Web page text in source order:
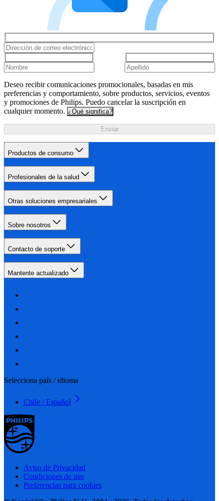
Deseo recibir comunicaciones promocionales, basadas en mis
preferencias y comportamiento, sobre productos, servicios, eventos
y promociones de Philips. Puedo cancelar la suscripción en
cualquier momento. ¿Qué significa?
Enviar
Productos de consumo
Profesionales de la salud
Otras soluciones empresariales
Sobre nosotros
Contacto de soporte
Mantente actualizado
Selecciona país / idioma
Chile / Español
Aviso de Privacidad
Condiciones de uso
Preferencias para cookies